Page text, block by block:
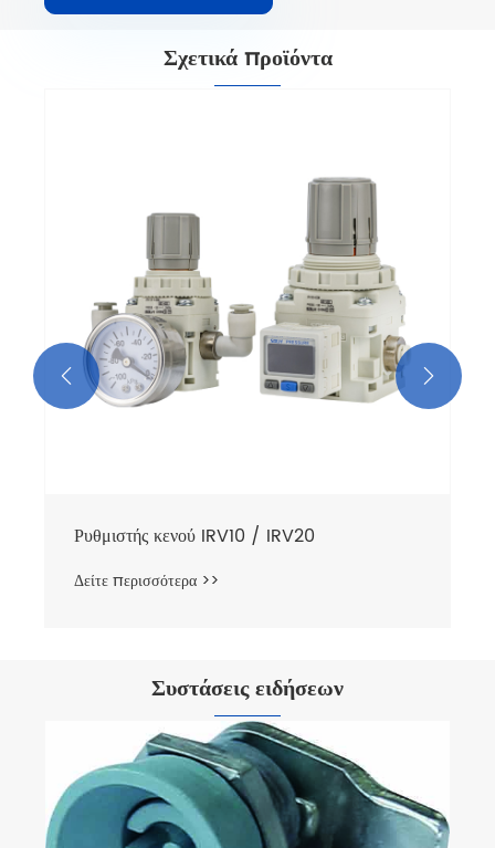
Σχετικά προϊόντα
Ρυθμιστής κενού IRV10 / IRV20
Δείτε περισσότερα >>
 
Συστάσεις ειδήσεων